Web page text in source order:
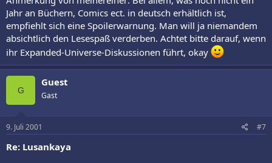
Jahr an Büchern, Comics ect. in deutsch erhältlich ist,
empfiehlt sich eine Spoilerwarnung. Man will ja niemandem
absichtlich den Lesespaß verderben. Achtet bitte darauf, wenn
ihr Expanded-Universe-Diskussionen führt, okay
G
Guest
Gast
9. Juli 2001 #7
Re: Lusankaya